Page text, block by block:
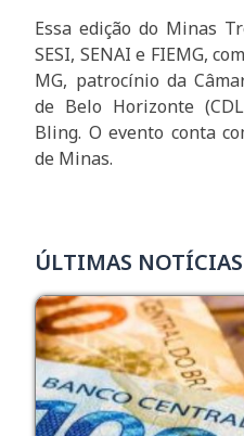
Essa edição do Minas
SESI, SENAI e FIEMG,
MG, patrocínio da
de Belo Horizonte
Bling. O evento conta
de Minas.
ÚLTIMAS NOTÍCIAS